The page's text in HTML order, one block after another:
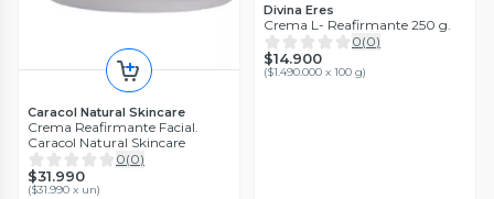
Caracol Natural Skincare
Crema Reafirmante Facial.
Caracol Natural Skincare
0(0)
$31.990
($31.990 x un)
Divina Eres
Crema L- Reafirmante 250 g.
0(0)
$14.900
($1.490.000 x 100 g)